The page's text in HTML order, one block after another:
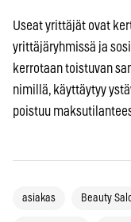
Useat yrittäjät ovat
yrittäjäryhmissä ja
kerrotaan toistuvan
nimillä, käyttäytyy
poistuu
asiakas Beauty